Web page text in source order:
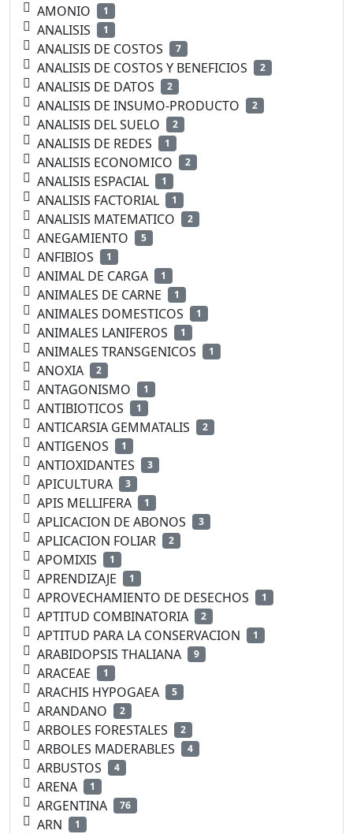
AMONIO
1
ANALISIS 1
ANALISIS DE COSTOS 7
ANALISIS DE COSTOS Y BENEFICIOS 2
ANALISIS DE DATOS 2
ANALISIS DE INSUMO-PRODUCTO 2
ANALISIS DEL SUELO 2
ANALISIS DE REDES 1
ANALISIS ECONOMICO 2
ANALISIS ESPACIAL 1
ANALISIS FACTORIAL 1
ANALISIS MATEMATICO 2
ANEGAMIENTO 5
ANFIBIOS 1
ANIMAL DE CARGA 1
ANIMALES DE CARNE 1
ANIMALES DOMESTICOS 1
ANIMALES LANIFEROS 1
ANIMALES TRANSGENICOS 1
ANOXIA 2
ANTAGONISMO 1
ANTIBIOTICOS 1
ANTICARSIA GEMMATALIS 2
ANTIGENOS 1
ANTIOXIDANTES 3
APICULTURA 3
APIS MELLIFERA 1
APLICACION DE ABONOS 3
APLICACION FOLIAR 2
APOMIXIS 1
APRENDIZAJE 1
APROVECHAMIENTO DE DESECHOS 1
APTITUD COMBINATORIA 2
APTITUD PARA LA CONSERVACION 1
ARABIDOPSIS THALIANA 9
ARACEAE 1
ARACHIS HYPOGAEA 5
ARANDANO 2
ARBOLES FORESTALES 2
ARBOLES MADERABLES 4
ARBUSTOS 4
ARENA 1
ARGENTINA 76
ARN 1